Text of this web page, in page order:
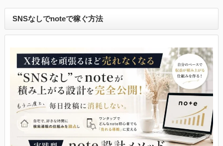
SNSなしでnoteで稼ぐ方法